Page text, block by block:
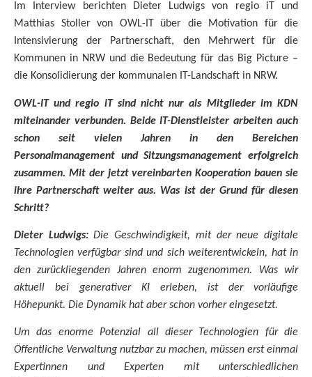
Im Interview berichten Dieter Ludwigs von regio iT und
Matthias Stoller von OWL-IT über die Motivation für die
Intensivierung der Partnerschaft, den Mehrwert für die
Kommunen in NRW und die Bedeutung für das Big Picture –
die Konsolidierung der kommunalen IT-Landschaft in NRW.
OWL-IT und regio iT sind nicht nur als Mitglieder im KDN
miteinander verbunden. Beide IT-Dienstleister arbeiten auch
schon seit vielen Jahren in den Bereichen
Personalmanagement und Sitzungsmanagement erfolgreich
zusammen. Mit der jetzt vereinbarten Kooperation bauen sie
ihre Partnerschaft weiter aus. Was ist der Grund für diesen
Schritt?
Dieter Ludwigs:Die Geschwindigkeit, mit der neue digitale
Technologien verfügbar sind und sich weiterentwickeln, hat in
den zurückliegenden Jahren enorm zugenommen. Was wir
aktuell bei generativer KI erleben, ist der vorläufige
Höhepunkt. Die Dynamik hat aber schon vorher eingesetzt.
Um das enorme Potenzial all dieser Technologien für die
Öffentliche Verwaltung nutzbar zu machen, müssen erst einmal
Expertinnen und Experten mit unterschiedlichen